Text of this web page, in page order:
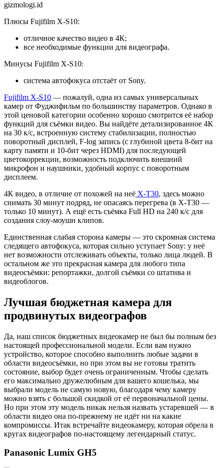
gizmologi.id
Плюсы Fujifilm X-S10:
отличное качество видео в 4К;
все необходимые функции для видеографа.
Минусы Fujifilm X-S10:
система автофокуса отстаёт от Sony.
Fujifilm X-S10 — пожалуй, одна из самых универсальных
камер от Фуджифильм по большинству параметров. Однако в
этой ценовой категории особенно хорошо смотрится её набор
функций для съёмки видео. Вы найдёте детализированное 4К
на 30 к/с, встроенную систему стабилизации, полностью
поворотный дисплей, F-log запись (с глубиной цвета 8-бит на
карту памяти и 10-бит через HDMI) для последующей
цветокоррекции, возможность подключить внешний
микрофон и наушники, удобный корпус с поворотным
дисплеем.
4К видео, в отличие от похожей на неё X-T30, здесь можно
снимать 30 минут подряд, не опасаясь перегрева (в X-T30 —
только 10 минут). А ещё есть съёмка Full HD на 240 к/с для
создания слоу-моушн клипов.
Единственная слабая сторона камеры — это скромная система
следящего автофокуса, которая сильно уступает Sony: у неё
нет возможности отслеживать объекты, только лица людей. В
остальном же это прекрасная камера для любого типа
видеосъёмки: репортажки, долгой съёмки со штатива и
видеоблогов.
Лучшая бюджетная камера для
продвинутых видеографов
Да, наш список бюджетных видеокамер не был бы полным без
настоящей профессиональной модели. Если вам нужно
устройство, которое способно выполнить любые задачи в
области видеосъёмки, но при этом вы не готовы тратить
состояние, выбор будет очень ограниченным. Чтобы сделать
его максимально дружелюбным для вашего кошелька, мы
выбрали модель не самую новую, благодаря чему камеру
можно взять с большой скидкой от её первоначальной цены.
Но при этом эту модель никак нельзя назвать устаревшей — в
области видео она по-прежнему не идёт ни на какие
компромиссы. Итак встречайте видеокамеру, которая обрела в
кругах видеографов по-настоящему легендарный статус.
Panasonic Lumix GH5